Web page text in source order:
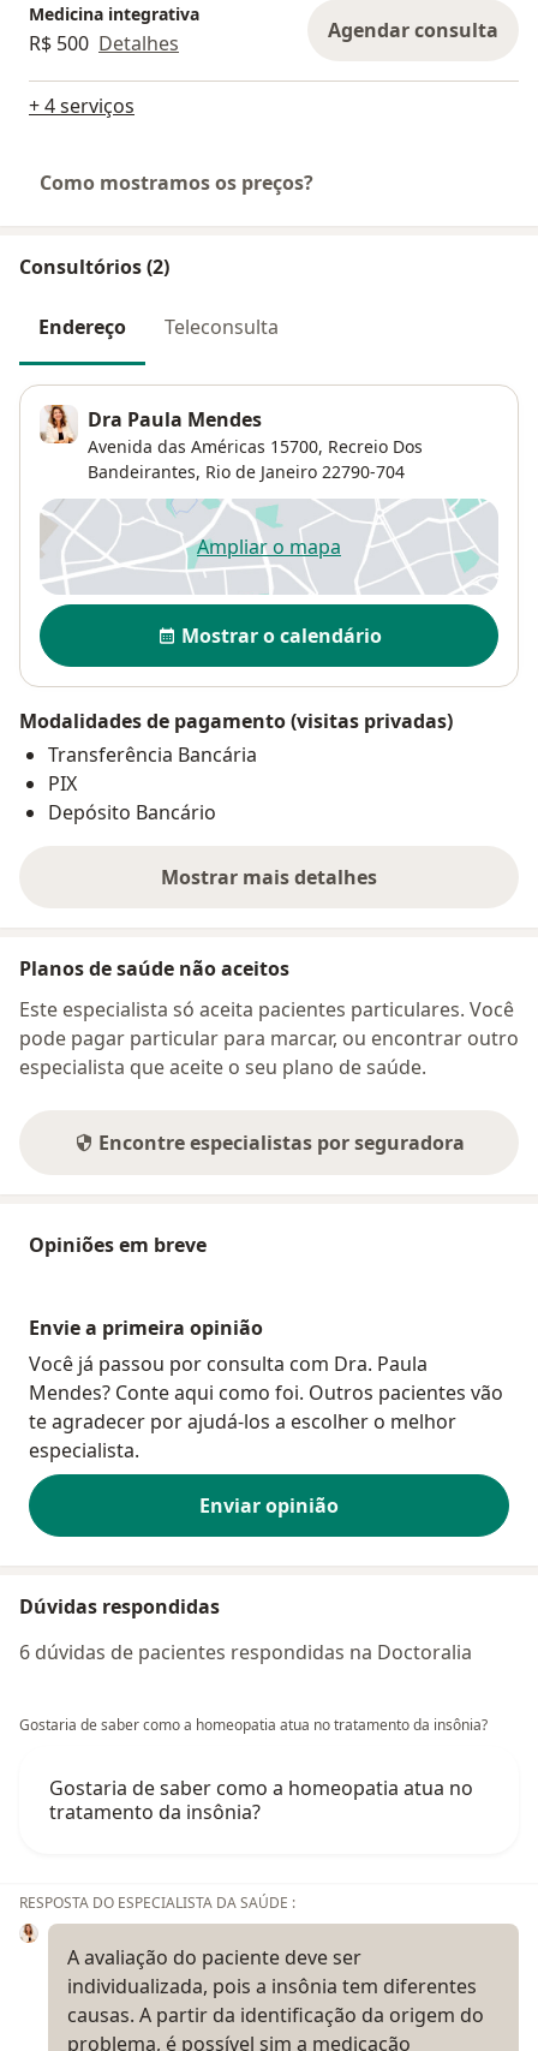
Medicina integrativa
R$ 500 Detalhes Agendar consulta
+ 4 serviços
Como mostramos os preços?
Consultórios (2)
Endereço Teleconsulta
Dra Paula Mendes
Avenida das Américas 15700, Recreio Dos
Bandeirantes, Rio de Janeiro 22790-704
Ampliar o mapaabre num novo separador
Disponibilidade
Mostrar o calendário
Modalidades de pagamento (visitas privadas)
Transferência Bancária
PIX
Depósito Bancário
Mostrar mais detalhes
sobre o endereço
Planos de saúde não aceitos
Este especialista só aceita pacientes particulares. Você
pode pagar particular para marcar, ou encontrar outro
especialista que aceite o seu plano de saúde.
Encontre especialistas por seguradora
Opiniões em breve
Envie a primeira opinião
Você já passou por consulta com Dra. Paula
Mendes? Conte aqui como foi. Outros pacientes vão
te agradecer por ajudá-los a escolher o melhor
especialista.
Enviar opinião
Dúvidas respondidas
6 dúvidas de pacientes respondidas na Doctoralia
Gostaria de saber como a homeopatia atua no tratamento da insônia?
Gostaria de saber como a homeopatia atua no
tratamento da insônia?
RESPOSTA DO ESPECIALISTA DA SAÚDE :
A avaliação do paciente deve ser
individualizada, pois a insônia tem diferentes
causas. A partir da identificação da origem do
problema, é possível sim a medicação